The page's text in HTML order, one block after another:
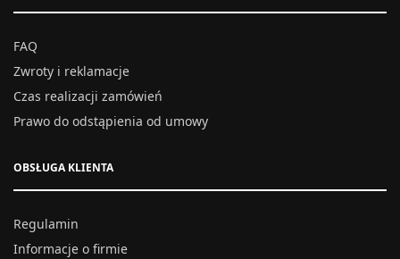
FAQ
Zwroty i reklamacje
Czas realizacji zamówień
Prawo do odstąpienia od umowy
OBSŁUGA KLIENTA
Regulamin
Informacje o firmie